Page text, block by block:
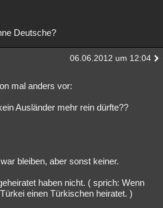
Deutsche?
06.06.2012 um 12:04
mal anders vor:
Ausländer mehr rein dürfte??
bleiben, aber sonst keiner.
haben nicht. ( sprich: Wenn
einen Türkischen heiratet. )